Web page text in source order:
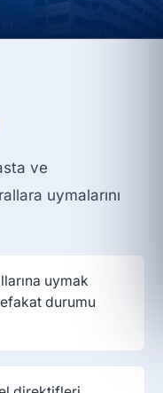
ve
uymalarını
uymak
durumu